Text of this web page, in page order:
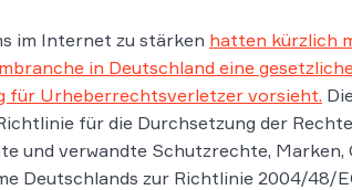
im Internet zu stärken hatten kürzlich
in Deutschland eine
für Urheberrechtsverletzer vorsieht.
für die Durchsetzung der
und verwandte Schutzrechte, Marken,
Deutschlands zur Richtlinie 2004/48/